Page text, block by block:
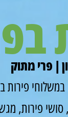
| פרי מתוק
פירות
פירות,